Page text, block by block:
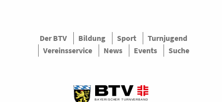
Der BTV Bildung Sport
Turnjugend
Vereinsservice
News Events Suche